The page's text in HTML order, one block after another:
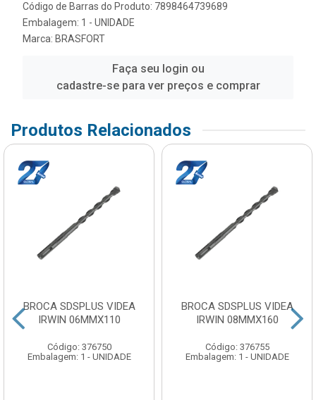
Código de Barras do Produto: 7898464739689
Embalagem: 1 - UNIDADE
Marca: BRASFORT
Faça seu login ou
cadastre-se para ver preços e comprar
Produtos Relacionados
BROCA SDSPLUS VIDEA
IRWIN 06MMX110
Código: 376750
Embalagem: 1 - UNIDADE
BROCA SDSPLUS VIDEA
IRWIN 08MMX160
Código: 376755
Embalagem: 1 - UNIDADE